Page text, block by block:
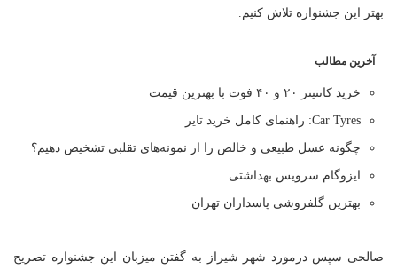
بهتر این جشنواره تلاش کنیم.
آخرین مطالب
خرید کانتینر ۲۰ و ۴۰ فوت با بهترین قیمت
Car Tyres: راهنمای کامل خرید تایر
چگونه عسل طبیعی و خالص را از نمونه‌های تقلبی تشخیص دهیم؟
ایزوگام سرویس بهداشتی
بهترین گلفروشی پاسداران تهران
صالحی سپس درمورد شهر شیراز به گفتن میزبان این جشنواره تصریح